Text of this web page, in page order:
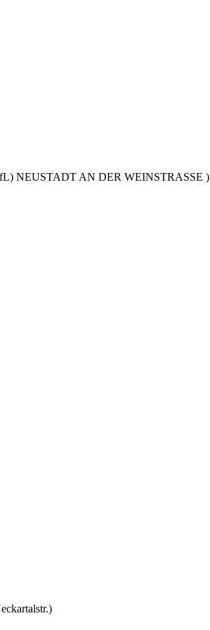
NEUSTADT AN DER WEINSTRASSE )